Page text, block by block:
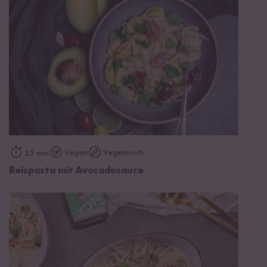
25 min Vegan Vegetarisch
Reispasta mit Avocadosauce